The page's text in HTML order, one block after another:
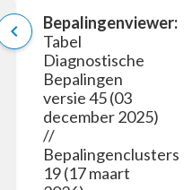
chevron_left
Bepalingenviewer:
Tabel
Diagnostische
Bepalingen
versie 45 (03
december 2025)
//
Bepalingenclusters
19 (17 maart